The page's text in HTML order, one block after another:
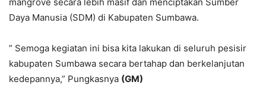
Daya Manusia (SDM) di Kabupaten Sumbawa.
” Semoga kegiatan ini bisa kita lakukan di seluruh pesisir
kabupaten Sumbawa secara bertahap dan berkelanjutan
kedepannya,” Pungkasnya (GM)